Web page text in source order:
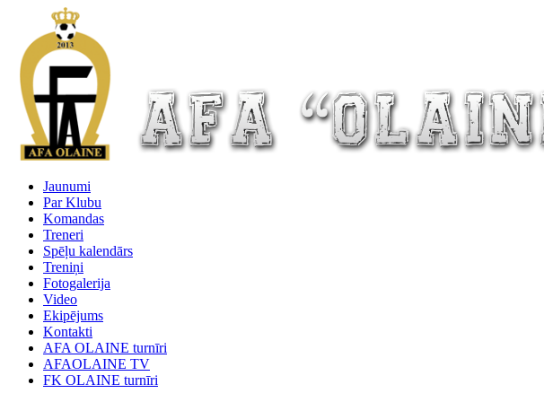
Jaunumi
Par Klubu
Komandas
Treneri
Spēļu kalendārs
Treniņi
Fotogalerija
Video
Ekipējums
Kontakti
AFA OLAINE turnīri
AFAOLAINE TV
FK OLAINE turnīri